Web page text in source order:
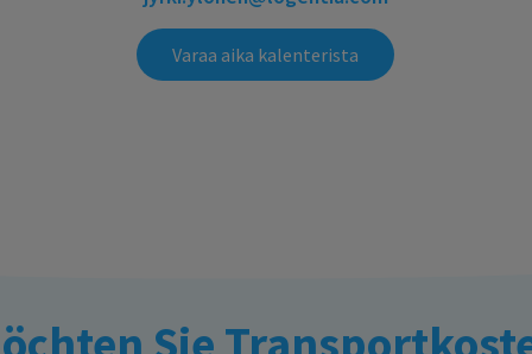
Varaa aika kalenterista